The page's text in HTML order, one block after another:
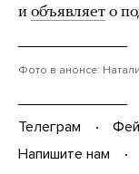
и объявляет о
Фото в анонсе:
Телеграм
Напишите нам